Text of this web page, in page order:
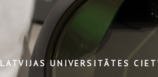
LATVIJAS UNIVERSITĀTES